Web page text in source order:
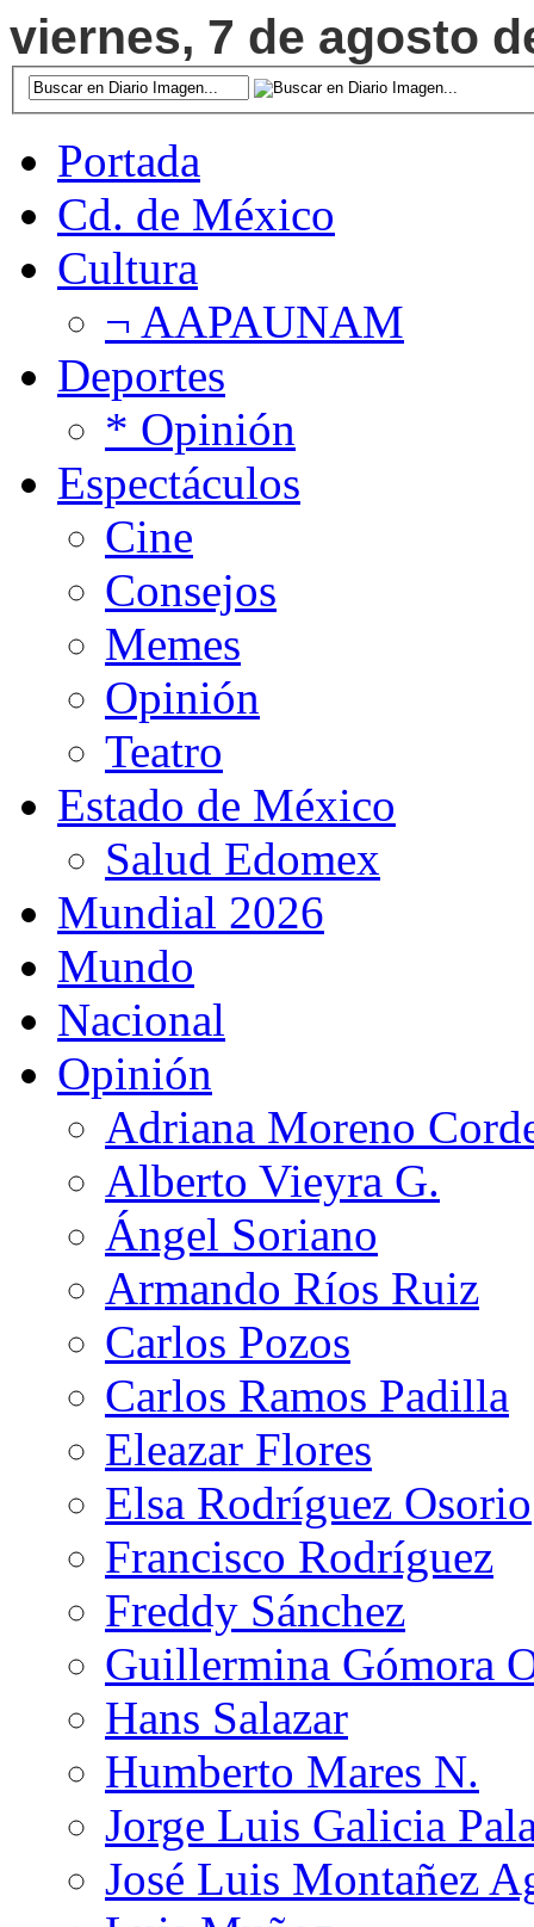
viernes, 7 de agosto
Portada
Cd. de México
Cultura
¬ AAPAUNAM
Deportes
* Opinión
Espectáculos
Cine
Consejos
Memes
Opinión
Teatro
Estado de México
Salud Edomex
Mundial 2026
Mundo
Nacional
Opinión
Adriana Moreno
Alberto Vieyra G.
Ángel Soriano
Armando Ríos Ruiz
Carlos Pozos
Carlos Ramos Padilla
Eleazar Flores
Elsa Rodríguez Osorio
Francisco Rodríguez
Freddy Sánchez
Guillermina Gómora
Hans Salazar
Humberto Mares N.
Jorge Luis Galicia
José Luis Montañez